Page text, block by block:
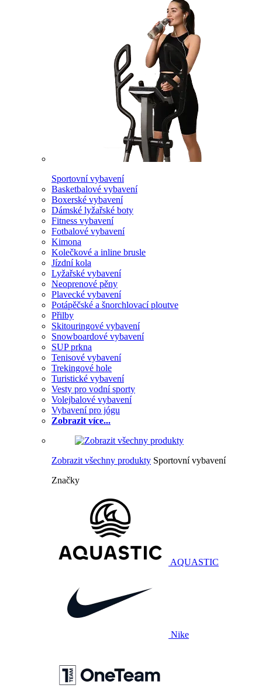
Sportovní vybavení
Basketbalové vybavení
Boxerské vybavení
Dámské lyžařské boty
Fitness vybavení
Fotbalové vybavení
Kimona
Kolečkové a inline brusle
Jízdní kola
Lyžařské vybavení
Neoprenové pěny
Plavecké vybavení
Potápěčské a šnorchlovací ploutve
Přilby
Skitouringové vybavení
Snowboardové vybavení
SUP prkna
Tenisové vybavení
Trekingové hole
Turistické vybavení
Vesty pro vodní sporty
Volejbalové vybavení
Vybavení pro jógu
Zobrazit více...
Zobrazit všechny produkty Sportovní vybavení
Značky
AQUASTIC
Nike